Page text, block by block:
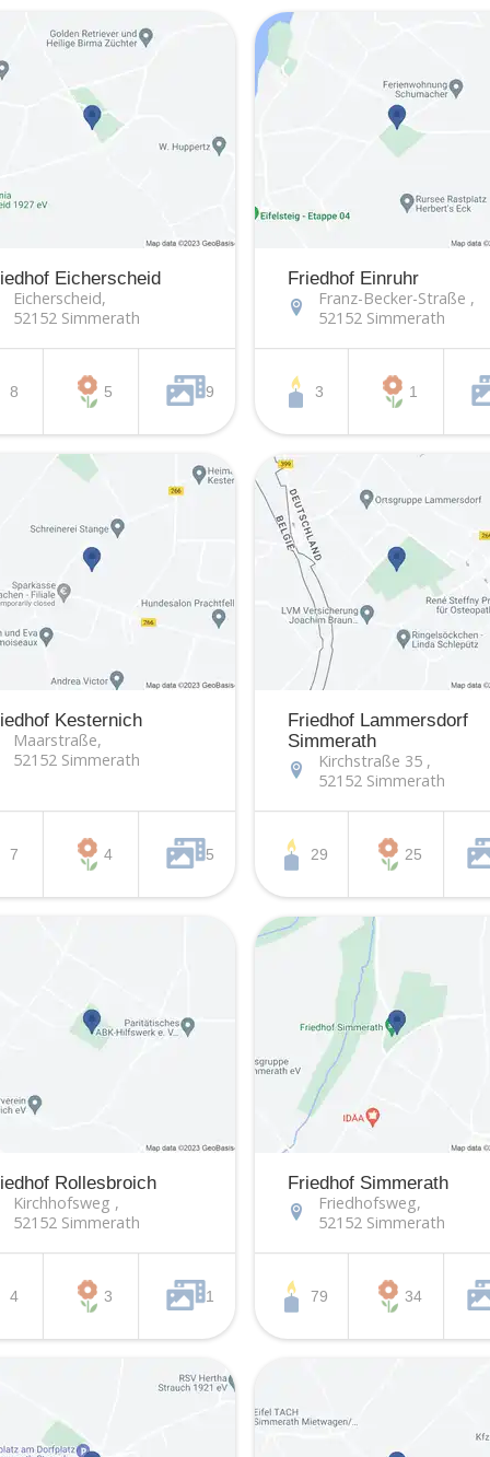
Eicherscheid
Eicherscheid,
52152 Simmerath
8 5 9
Friedhof Einruhr
Franz-Becker-Straße ,
52152 Simmerath
3 1
Kesternich
Maarstraße,
52152 Simmerath
7 4 5
Friedhof Lammersdorf
Simmerath
Kirchstraße 35 ,
52152 Simmerath
29 25
Rollesbroich
Kirchhofsweg ,
52152 Simmerath
4 3 1
Friedhof Simmerath
Friedhofsweg,
52152 Simmerath
79 34